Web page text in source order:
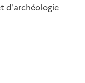
d'archéologie